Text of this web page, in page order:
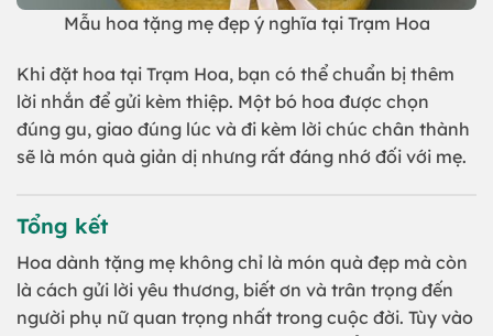
Mẫu hoa tặng mẹ đẹp ý nghĩa tại Trạm Hoa
Khi đặt hoa tại Trạm Hoa, bạn có thể chuẩn bị thêm
lời nhắn để gửi kèm thiệp. Một bó hoa được chọn
đúng gu, giao đúng lúc và đi kèm lời chúc chân thành
sẽ là món quà giản dị nhưng rất đáng nhớ đối với mẹ.
Tổng kết
Hoa dành tặng mẹ không chỉ là món quà đẹp mà còn
là cách gửi lời yêu thương, biết ơn và trân trọng đến
người phụ nữ quan trọng nhất trong cuộc đời. Tùy vào